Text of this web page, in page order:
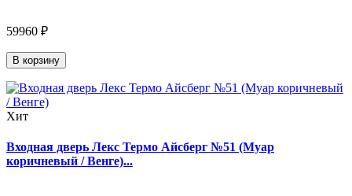
59960 ₽
В корзину
Хит
Входная дверь Лекс Термо Айсберг №51 (Муар
коричневый / Венге)...